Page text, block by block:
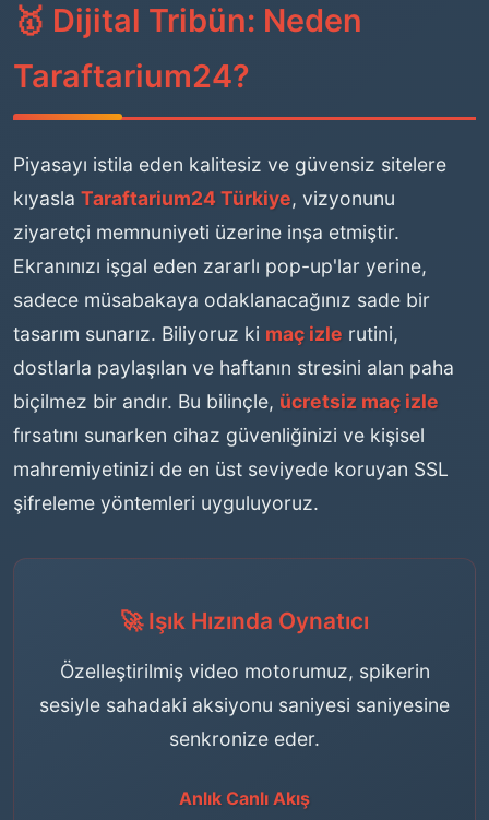
🥇 Dijital Tribün: Neden
Taraftarium24?
Piyasayı istila eden kalitesiz ve güvensiz sitelere
kıyasla Taraftarium24 Türkiye, vizyonunu
ziyaretçi memnuniyeti üzerine inşa etmiştir.
Ekranınızı işgal eden zararlı pop-up'lar yerine,
sadece müsabakaya odaklanacağınız sade bir
tasarım sunarız. Biliyoruz ki maç izle rutini,
dostlarla paylaşılan ve haftanın stresini alan paha
biçilmez bir andır. Bu bilinçle, ücretsiz maç izle
fırsatını sunarken cihaz güvenliğinizi ve kişisel
mahremiyetinizi de en üst seviyede koruyan SSL
şifreleme yöntemleri uyguluyoruz.
🚀 Işık Hızında Oynatıcı
Özelleştirilmiş video motorumuz, spikerin
sesiyle sahadaki aksiyonu saniyesi saniyesine
senkronize eder.
Anlık Canlı Akış